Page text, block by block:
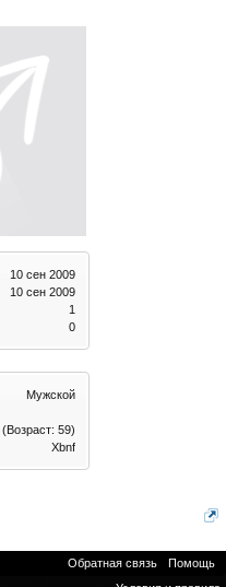
10 сен 2009
10 сен 2009
1
0
Мужской
(Возраст: 59)
Xbnf
Обратная связь
Помощь